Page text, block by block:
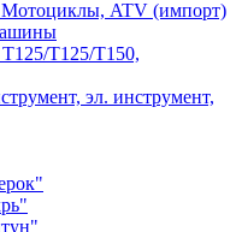
ATV (импорт)
T125/T150,
эл. инструмент,